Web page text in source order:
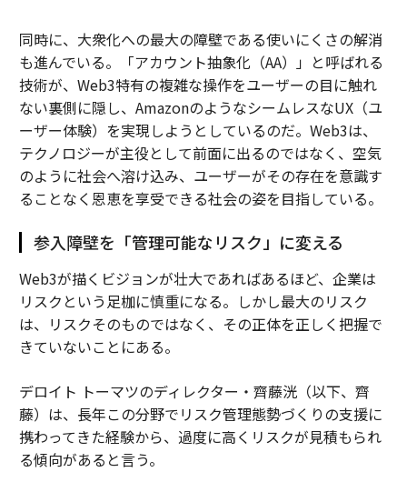
同時に、大衆化への最大の障壁である使いにくさの解消
も進んでいる。「アカウント抽象化（AA）」と呼ばれる
技術が、Web3特有の複雑な操作をユーザーの目に触れ
ない裏側に隠し、AmazonのようなシームレスなUX（ユ
ーザー体験）を実現しようとしているのだ。Web3は、
テクノロジーが主役として前面に出るのではなく、空気
のように社会へ溶け込み、ユーザーがその存在を意識す
ることなく恩恵を享受できる社会の姿を目指している。
参入障壁を「管理可能なリスク」に変える
Web3が描くビジョンが壮大であればあるほど、企業は
リスクという足枷に慎重になる。しかし最大のリスク
は、リスクそのものではなく、その正体を正しく把握で
きていないことにある。
デロイト トーマツのディレクター・齊藤洸（以下、齊
藤）は、長年この分野でリスク管理態勢づくりの支援に
携わってきた経験から、過度に高くリスクが見積もられ
る傾向があると言う。